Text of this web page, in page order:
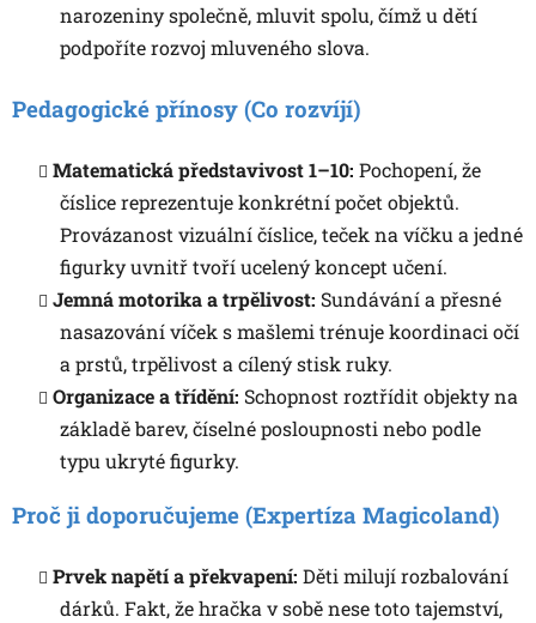
narozeniny společně, mluvit spolu, čímž u dětí
podpoříte rozvoj mluveného slova.
Pedagogické přínosy (Co rozvíjí)
Matematická představivost 1–10: Pochopení, že
číslice reprezentuje konkrétní počet objektů.
Provázanost vizuální číslice, teček na víčku a jedné
figurky uvnitř tvoří ucelený koncept učení.
Jemná motorika a trpělivost: Sundávání a přesné
nasazování víček s mašlemi trénuje koordinaci očí
a prstů, trpělivost a cílený stisk ruky.
Organizace a třídění: Schopnost roztřídit objekty na
základě barev, číselné posloupnosti nebo podle
typu ukryté figurky.
Proč ji doporučujeme (Expertíza Magicoland)
Prvek napětí a překvapení: Děti milují rozbalování
dárků. Fakt, že hračka v sobě nese toto tajemství,